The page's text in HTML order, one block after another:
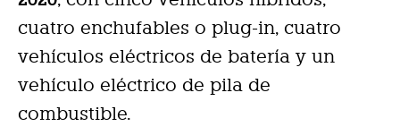
cuatro enchufables o plug-in, cuatro
vehículos eléctricos de batería y un
vehículo eléctrico de pila de
combustible.